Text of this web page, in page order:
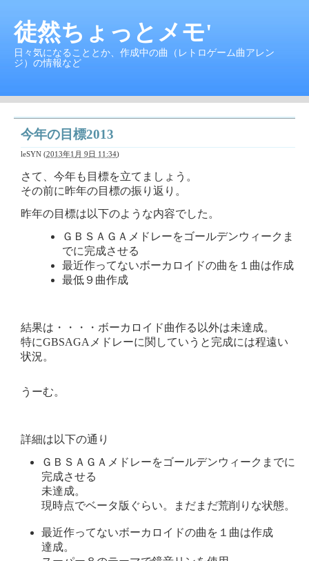
徒然ちょっとメモ'
日々気になることとか、作成中の曲（レトロゲーム曲アレン
ジ）の情報など
今年の目標2013
leSYN (2013年1月 9日 11:34)
さて、今年も目標を立てましょう。
その前に昨年の目標の振り返り。
昨年の目標は以下のような内容でした。
ＧＢＳＡＧＡメドレーをゴールデンウィークま
でに完成させる
最近作ってないボーカロイドの曲を１曲は作成
最低９曲作成
結果は・・・・ボーカロイド曲作る以外は未達成。
特にGBSAGAメドレーに関していうと完成には程遠い
状況。
うーむ。
詳細は以下の通り
ＧＢＳＡＧＡメドレーをゴールデンウィークまでに
完成させる
未達成。
現時点でベータ版ぐらい。まだまだ荒削りな状態。
最近作ってないボーカロイドの曲を１曲は作成
達成。